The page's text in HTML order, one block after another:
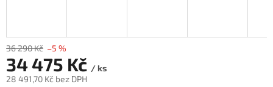
36 290 Kč –5 %
34 475 Kč / ks
28 491,70 Kč bez DPH